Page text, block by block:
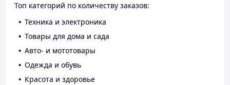
Топ категорий по количеству заказов:
Техника и электроника
Товары для дома и сада
Авто- и мототовары
Одежда и обувь
Красота и здоровье